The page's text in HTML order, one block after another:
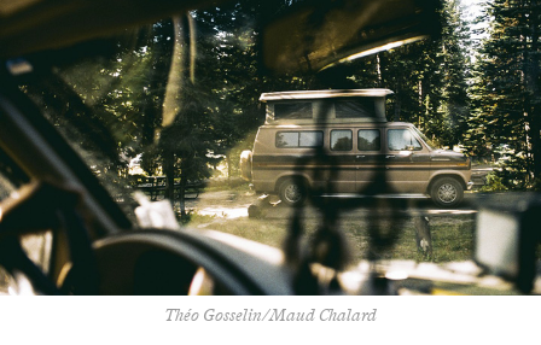
Théo Gosselin/Maud Chalard